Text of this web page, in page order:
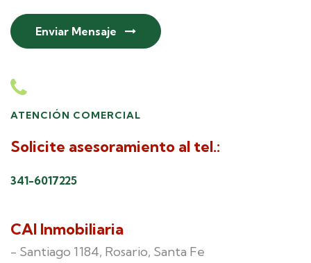
Enviar Mensaje
ATENCIÓN COMERCIAL
Solicite asesoramiento al tel.:
341-6017225
CAI Inmobiliaria
- Santiago 1184, Rosario, Santa Fe